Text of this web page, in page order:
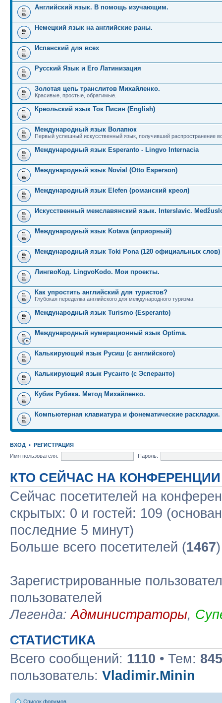
Английский язык. В помощь изучающим.
Немецкий язык на английские раны.
Испанский для всех
Русский Язык и Его Латинизация
Золотая цепь транслитов Михайленко.
Красивые, простые, обратимые.
Креольский язык Ток Писин (English)
Международный язык Волапюк
Первый успешный искусственный язык, получивший распространение
Международный язык Esperanto - Lingvo Internacia
Международный язык Novial (Otto Esperson)
Международный язык Elefen (романский креол)
Искусственный межславянский язык. Interslavic.
Международный язык Kotava (априорный)
Международный язык Toki Pona (120 официальных слов)
ЛингвоКод. LingvoKodo. Мои проекты.
Как упростить английский для туристов?
Глубокая переделка английского для международного туризма.
Международный язык Turismo (Esperanto)
Международный нумерационный язык Optima.
Калькирующий язык Русиш (с английского)
Калькирующий язык Русанто (с Эсперанто)
Кубик Рубика. Метод Михайленко.
Компьютерная клавиатура и фонематические раскладки.
ВХОД • РЕГИСТРАЦИЯ
Имя пользователя:
Пароль:
КТО СЕЙЧАС НА КОНФЕРЕНЦИИ
Сейчас посетителей на
скрытых: 0 и гостей: 109
последние 5 минут)
Больше всего посетителей (1467
Зарегистрированные
пользователей
Легенда:Администраторы,
СТАТИСТИКА
Всего сообщений: 1110 • Тем: 845
пользователь: Vladimir.Minin
Список форумов